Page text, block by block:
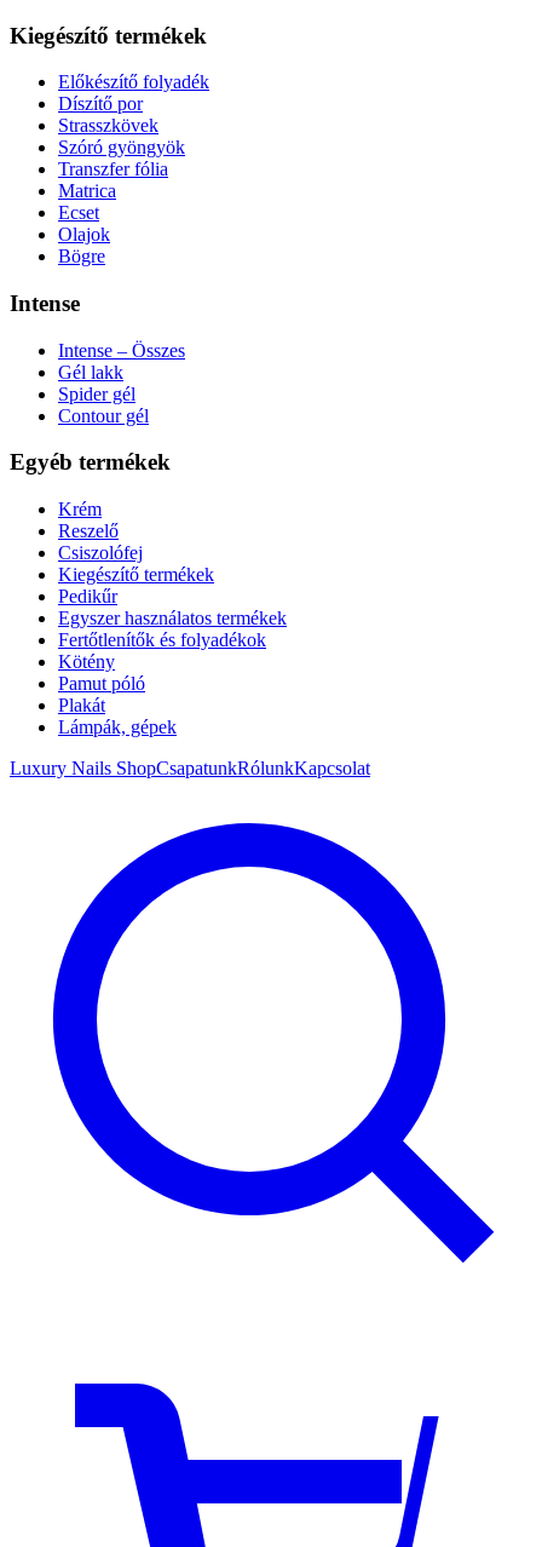
Kiegészítő termékek
Előkészítő folyadék
Díszítő por
Strasszkövek
Szóró gyöngyök
Transzfer fólia
Matrica
Ecset
Olajok
Bögre
Intense
Intense – Összes
Gél lakk
Spider gél
Contour gél
Egyéb termékek
Krém
Reszelő
Csiszolófej
Kiegészítő termékek
Pedikűr
Egyszer használatos termékek
Fertőtlenítők és folyadékok
Kötény
Pamut póló
Plakát
Lámpák, gépek
Luxury Nails ShopCsapatunkRólunkKapcsolat